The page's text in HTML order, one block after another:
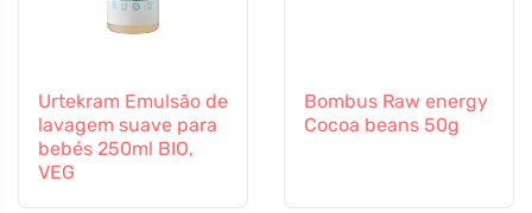
Urtekram Emulsão de
lavagem suave para
bebés 250ml BIO,
VEG
Bombus Raw energy
Cocoa beans 50g